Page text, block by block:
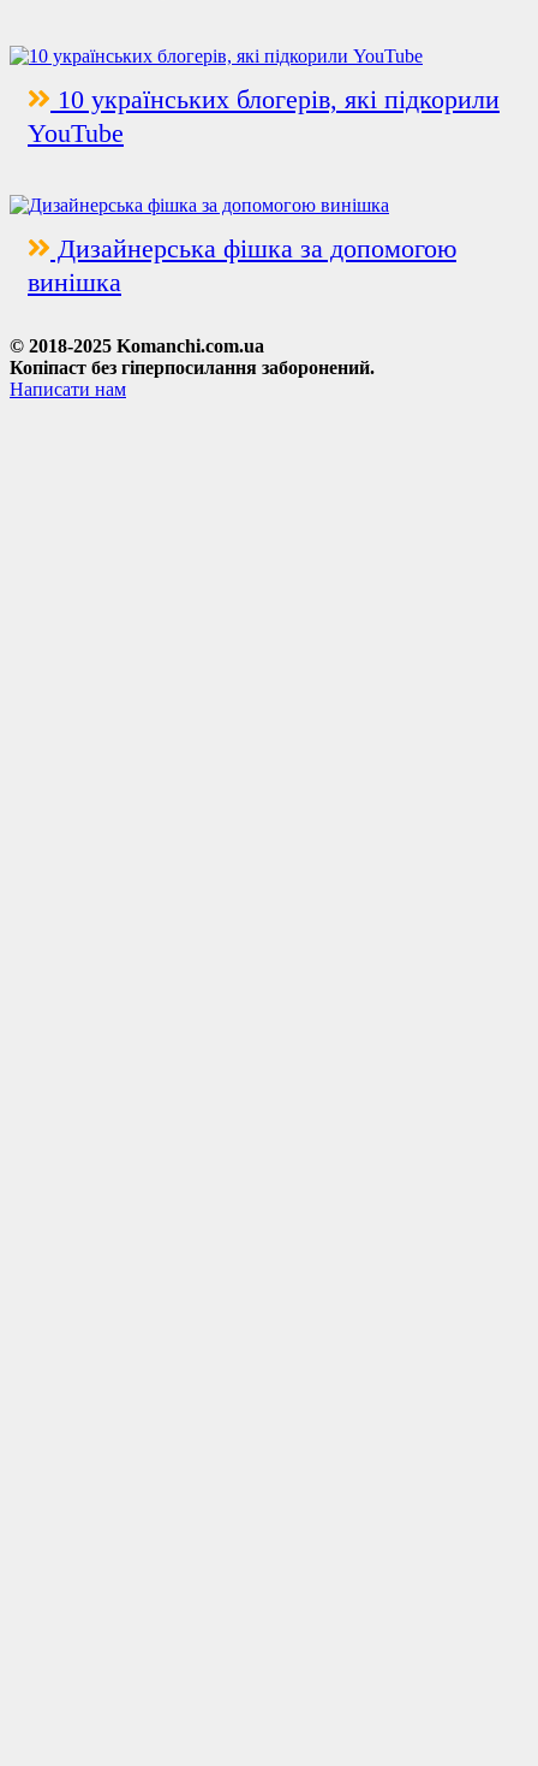
10 українських блогерів, які підкорили
YouTube
Дизайнерська фішка за допомогою
винішка
© 2018-2025 Komanchi.com.ua
Копіпаст без гіперпосилання заборонений.
Написати нам